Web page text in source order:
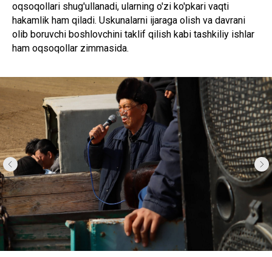
oqsoqollari shug'ullanadi, ularning o'zi ko'pkari vaqti
hakamlik ham qiladi. Uskunalarni ijaraga olish va davrani
olib boruvchi boshlovchini taklif qilish kabi tashkiliy ishlar
ham oqsoqollar zimmasida.